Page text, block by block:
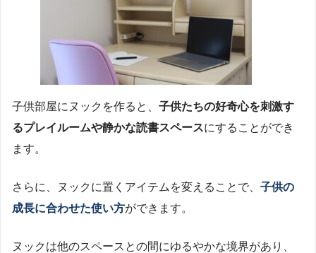
子供部屋にヌックを作ると、 子供たちの好奇心を刺激す
るプレイルームや静かな読書スペースにすることができ
ます。
さらに、ヌックに置くアイテムを変えることで、 子供の
成長に合わせた使い方ができます。
ヌックは他のスペースとの間にゆるやかな境界があり、